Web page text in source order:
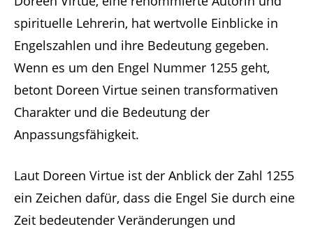
spirituelle Lehrerin, hat wertvolle Einblicke in
Engelszahlen und ihre Bedeutung gegeben.
Wenn es um den Engel Nummer 1255 geht,
betont Doreen Virtue seinen transformativen
Charakter und die Bedeutung der
Anpassungsfähigkeit.
Laut Doreen Virtue ist der Anblick der Zahl 1255
ein Zeichen dafür, dass die Engel Sie durch eine
Zeit bedeutender Veränderungen und